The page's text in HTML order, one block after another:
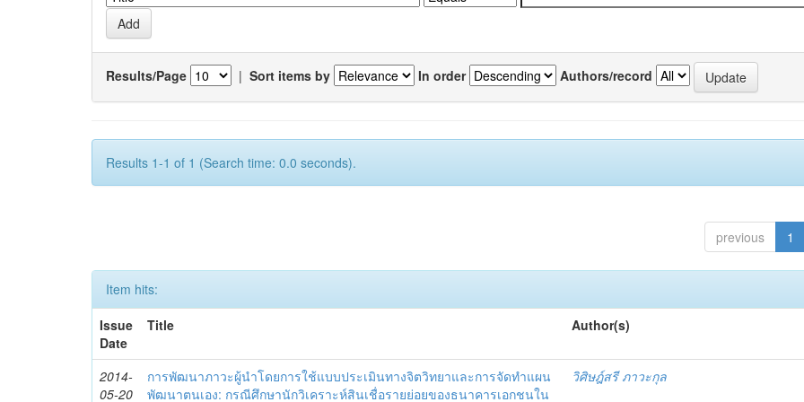
Results/Page | Sort items by In order Authors/record
Results 1-1 of 1 (Search time: 0.0 seconds).
previous 1
Item hits:
Issue
Date
Title Author(s)
2014-
05-20
การพัฒนาภาวะผู้นำโดยการใช้แบบประเมินทางจิตวิทยาและการจัดทำแผน
พัฒนาตนเอง: กรณีศึกษานักวิเคราะห์สินเชื่อรายย่อยของธนาคารเอกชนใน
วิศิษฎ์สรี ภาวะกุล